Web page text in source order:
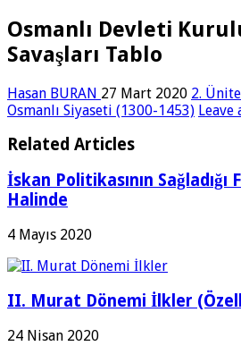
Osmanlı Devleti
Savaşları Tablo
Hasan BURAN 27 Mart 2020 2.
Osmanlı Siyaseti (1300-1453) Leave
Related Articles
İskan Politikasının
Halinde
4 Mayıs 2020
II. Murat Dönemi İlkler
24 Nisan 2020